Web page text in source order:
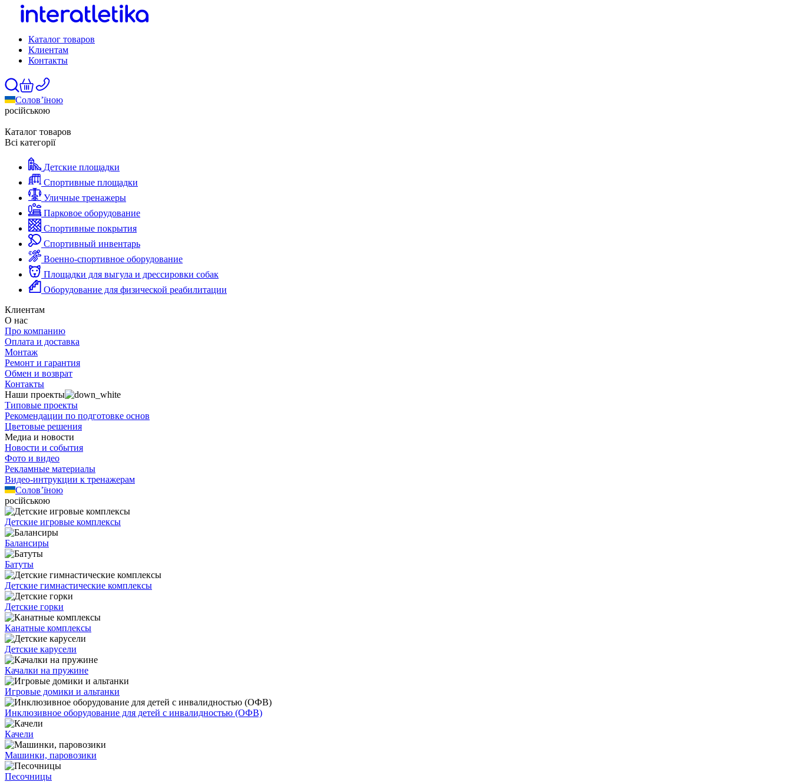
Каталог товаров
Клиентам
Контакты
Солов’їною
російською
Каталог товаров
Всі категорії
Детские площадки
Спортивные площадки
Уличные тренажеры
Парковое оборудование
Спортивные покрытия
Спортивный инвентарь
Военно-спортивное оборудование
Площадки для выгула и дрессировки собак
Оборудование для физической реабилитации
Клиентам
О нас
Про компанию
Оплата и доставка
Монтаж
Ремонт и гарантия
Обмен и возврат
Контакты
Наши проекты
Типовые проекты
Рекомендации по подготовке основ
Цветовые решения
Медиа и новости
Новости и события
Фото и видео
Рекламные материалы
Видео-интрукции к тренажерам
Солов’їною
російською
Детские игровые комплексы
Балансиры
Батуты
Детские гимнастические комплексы
Детские горки
Канатные комплексы
Детские карусели
Качалки на пружине
Игровые домики и альтанки
Инклюзивное оборудование для детей с инвалидностью (ОФВ)
Качели
Машинки, паровозики
Песочницы